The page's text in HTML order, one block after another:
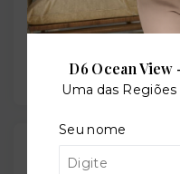
Previsão de
Localização
D6 Ocean
Uma das Regiões
Seu nome